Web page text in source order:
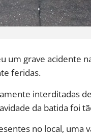
um grave acidente
feridas.
interditadas
da batida foi
no local, uma